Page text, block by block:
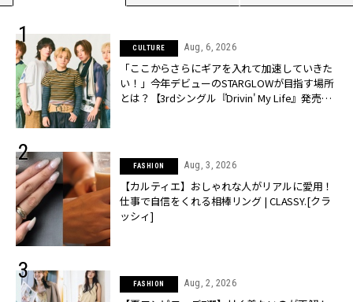
CULTURE Aug, 6, 2026
「ここからさらにギアを入れて加速していきた
い！」今年デビューのSTARGLOWが目指す場所
とは？【3rdシングル『Drivin' My Life』発売】 |
FASHION Aug, 3, 2026
【カルティエ】おしゃれな人がリアルに愛用！
仕事で自信をくれる相棒リング | CLASSY.[クラ
ッシィ]
FASHION Aug, 2, 2026